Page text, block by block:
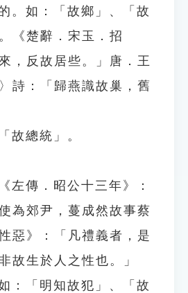
。如：「故鄉」、「故
《楚辭．宋玉．招
，反故居些。」唐．王
詩：「歸燕識故巢，舊
故總統」。
左傳．昭公十三年》：
為郊尹，蔓成然故事蔡
惡》：「凡禮義者，是
故生於人之性也。」
：「明知故犯」、「故